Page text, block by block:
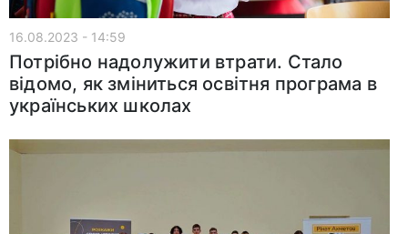
16.08.2023 - 14:59
Потрібно надолужити втрати. Стало
відомо, як зміниться освітня програма в
українських школах